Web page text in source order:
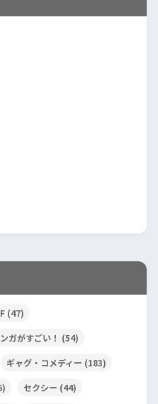
(47)
ガがすごい！ (54)
ギャグ・コメディー (183)
セクシー (44)